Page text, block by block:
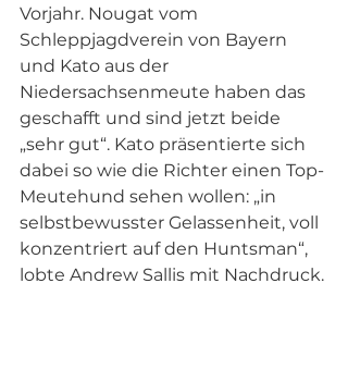
Vorjahr. Nougat vom
Schleppjagdverein von Bayern
und Kato aus der
Niedersachsenmeute haben das
geschafft und sind jetzt beide
„sehr gut“. Kato präsentierte sich
dabei so wie die Richter einen Top-
Meutehund sehen wollen: „in
selbstbewusster Gelassenheit, voll
konzentriert auf den Huntsman“,
lobte Andrew Sallis mit Nachdruck.